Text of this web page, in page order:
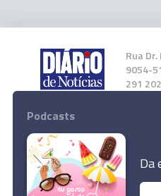
Rua
9054-
291
Instale a
Podcasts
Da